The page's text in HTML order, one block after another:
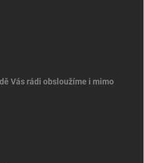
Vás rádi obsloužíme i mimo